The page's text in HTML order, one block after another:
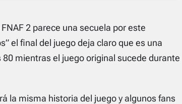
2 parece una secuela por este
el final del juego deja claro que es una
mientras el juego original sucede durante
la misma historia del juego y algunos fans